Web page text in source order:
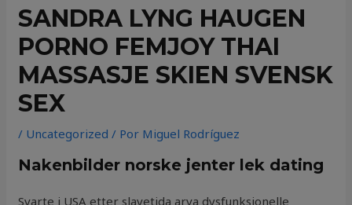
SANDRA LYNG HAUGEN
PORNO FEMJOY THAI
MASSASJE SKIEN SVENSK
SEX
/ Uncategorized / Por Miguel Rodríguez
Nakenbilder norske jenter lek dating
Svarte i USA etter slavetida arva dysfunksjonelle